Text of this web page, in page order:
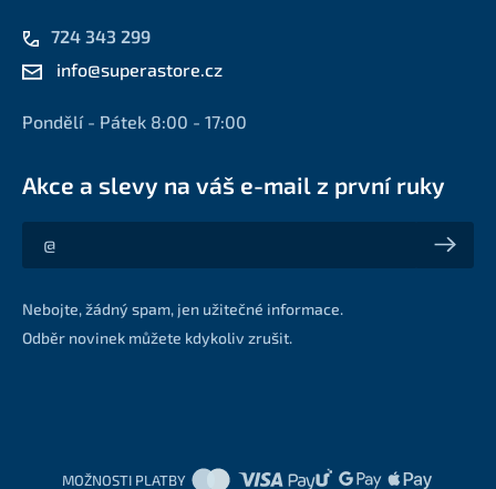
724 343 299
info@superastore.cz
Pondělí - Pátek 8:00 - 17:00
Akce a slevy na váš e-mail z první ruky
Akce a slevy na váš e-mail z první ruky
Nebojte, žádný spam, jen užitečné informace.
Odběr novinek můžete kdykoliv zrušit.
MOŽNOSTI PLATBY